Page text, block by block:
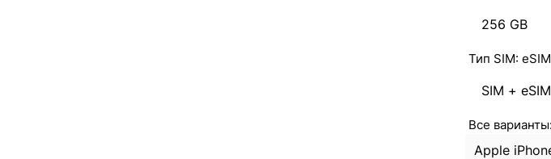
256 GB
Тип SIM: eSIM
SIM + eSIM
Все варианты:
Apple